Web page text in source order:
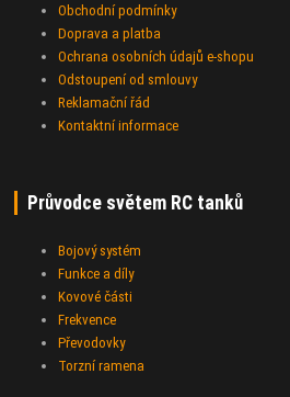
Obchodní podmínky
Doprava a platba
Ochrana osobních údajů e-shopu
Odstoupení od smlouvy
Reklamační řád
Kontaktní informace
Průvodce světem RC tanků
Bojový systém
Funkce a díly
Kovové části
Frekvence
Převodovky
Torzní ramena